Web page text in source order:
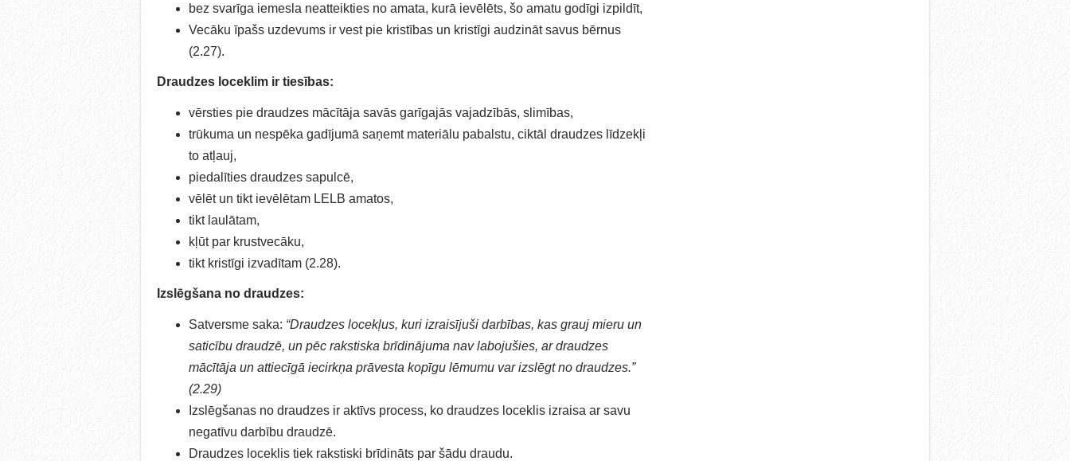
bez svarīga iemesla neatteikties no amata, kurā ievēlēts, šo amatu godīgi izpildīt,
Vecāku īpašs uzdevums ir vest pie kristības un kristīgi audzināt savus bērnus
(2.27).
Draudzes loceklim ir tiesības:
vērsties pie draudzes mācītāja savās garīgajās vajadzībās, slimības,
trūkuma un nespēka gadījumā saņemt materiālu pabalstu, ciktāl draudzes līdzekļi
to atļauj,
piedalīties draudzes sapulcē,
vēlēt un tikt ievēlētam LELB amatos,
tikt laulātam,
kļūt par krustvecāku,
tikt kristīgi izvadītam (2.28).
Izslēgšana no draudzes:
Satversme saka: “Draudzes locekļus, kuri izraisījuši darbības, kas grauj mieru un
saticību draudzē, un pēc rakstiska brīdinājuma nav labojušies, ar draudzes
mācītāja un attiecīgā iecirkņa prāvesta kopīgu lēmumu var izslēgt no draudzes.”
(2.29)
Izslēgšanas no draudzes ir aktīvs process, ko draudzes loceklis izraisa ar savu
negatīvu darbību draudzē.
Draudzes loceklis tiek rakstiski brīdināts par šādu draudu.